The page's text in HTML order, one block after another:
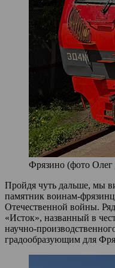
Фрязино (фото Олег
Пройдя чуть дальше, мы
памятник
Отечественной войны.
«Исток», названный в
градообразующим для